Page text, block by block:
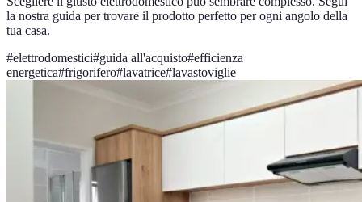
la nostra guida per trovare il prodotto perfetto per ogni angolo della
tua casa.
#elettrodomestici#guida all'acquisto#efficienza
energetica#frigorifero#lavatrice#lavastoviglie